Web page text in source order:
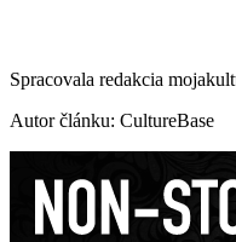
Spracovala redakcia
Autor článku: CultureBase